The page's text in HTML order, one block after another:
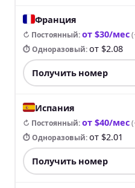
Франция
↻ Постоянный:от $30/мес(
⏱ Одноразовый:от $2.08
Получить номер
Испания
↻ Постоянный:от $40/мес(
⏱ Одноразовый:от $2.01
Получить номер